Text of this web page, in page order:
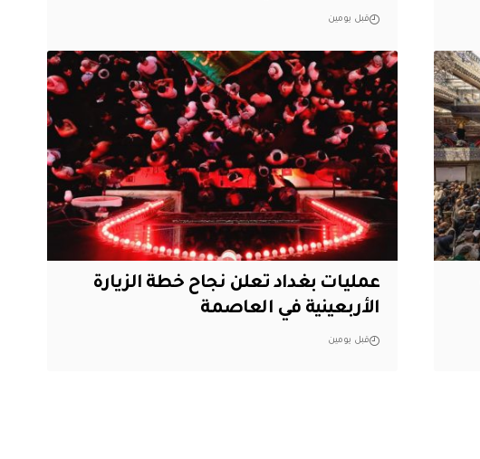
قبل يومين
عمليات بغداد تعلن نجاح خطة الزيارة
الأربعينية في العاصمة
قبل يومين